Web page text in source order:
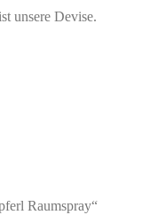
unsere Devise.
Raumspray“